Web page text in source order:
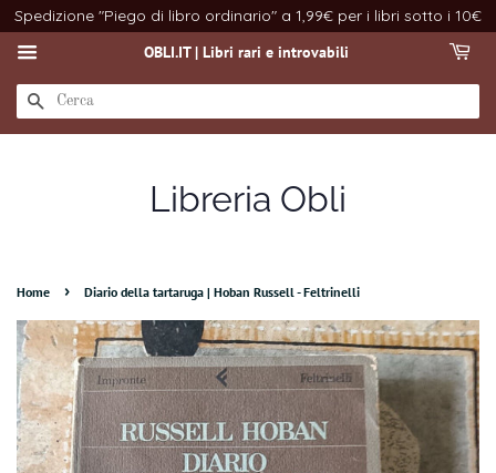
Spedizione "Piego di libro ordinario" a 1,99€ per i libri sotto i 10€
OBLI.IT | Libri rari e introvabili
CERCA
Libreria Obli
Home › Diario della tartaruga | Hoban Russell - Feltrinelli